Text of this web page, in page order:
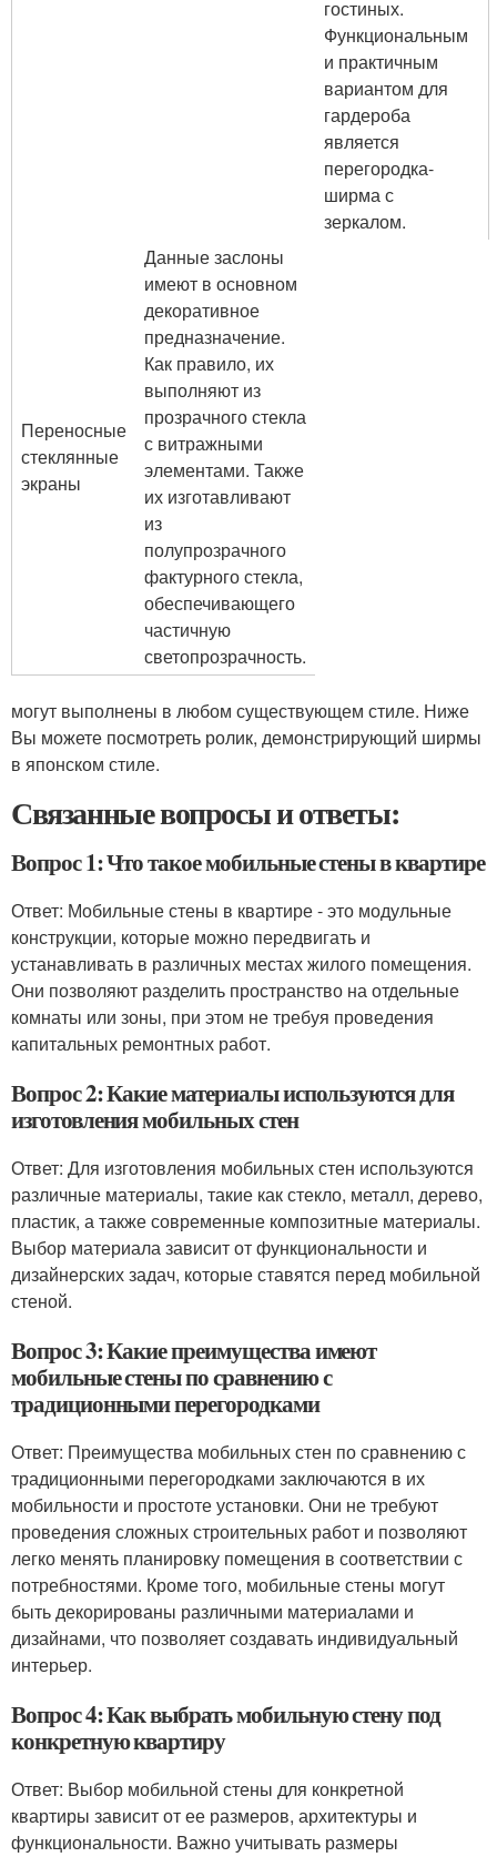
гостиных.
Функциональным
и практичным
вариантом для
гардероба
является
перегородка-
ширма с
зеркалом.
Переносные
стеклянные
экраны
Данные заслоны
имеют в основном
декоративное
предназначение.
Как правило, их
выполняют из
прозрачного стекла
с витражными
элементами. Также
их изготавливают
из
полупрозрачного
фактурного стекла,
обеспечивающего
частичную
светопрозрачность.
могут выполнены в любом существующем стиле. Ниже
Вы можете посмотреть ролик, демонстрирующий ширмы
в японском стиле.
Связанные вопросы и ответы:
Вопрос 1: Что такое мобильные стены в квартире
Ответ: Мобильные стены в квартире - это модульные
конструкции, которые можно передвигать и
устанавливать в различных местах жилого помещения.
Они позволяют разделить пространство на отдельные
комнаты или зоны, при этом не требуя проведения
капитальных ремонтных работ.
Вопрос 2: Какие материалы используются для
изготовления мобильных стен
Ответ: Для изготовления мобильных стен используются
различные материалы, такие как стекло, металл, дерево,
пластик, а также современные композитные материалы.
Выбор материала зависит от функциональности и
дизайнерских задач, которые ставятся перед мобильной
стеной.
Вопрос 3: Какие преимущества имеют
мобильные стены по сравнению с
традиционными перегородками
Ответ: Преимущества мобильных стен по сравнению с
традиционными перегородками заключаются в их
мобильности и простоте установки. Они не требуют
проведения сложных строительных работ и позволяют
легко менять планировку помещения в соответствии с
потребностями. Кроме того, мобильные стены могут
быть декорированы различными материалами и
дизайнами, что позволяет создавать индивидуальный
интерьер.
Вопрос 4: Как выбрать мобильную стену под
конкретную квартиру
Ответ: Выбор мобильной стены для конкретной
квартиры зависит от ее размеров, архитектуры и
функциональности. Важно учитывать размеры